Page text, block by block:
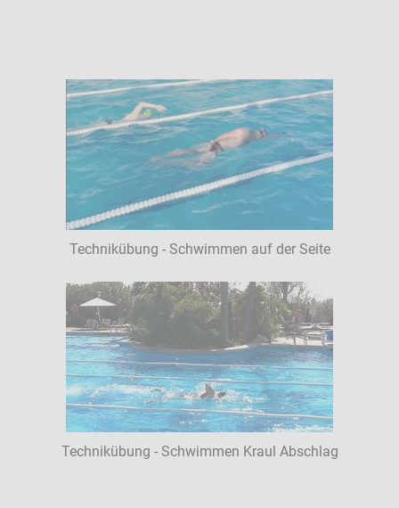
Technikübung - Schwimmen auf der Seite
Technikübung - Schwimmen Kraul Abschlag